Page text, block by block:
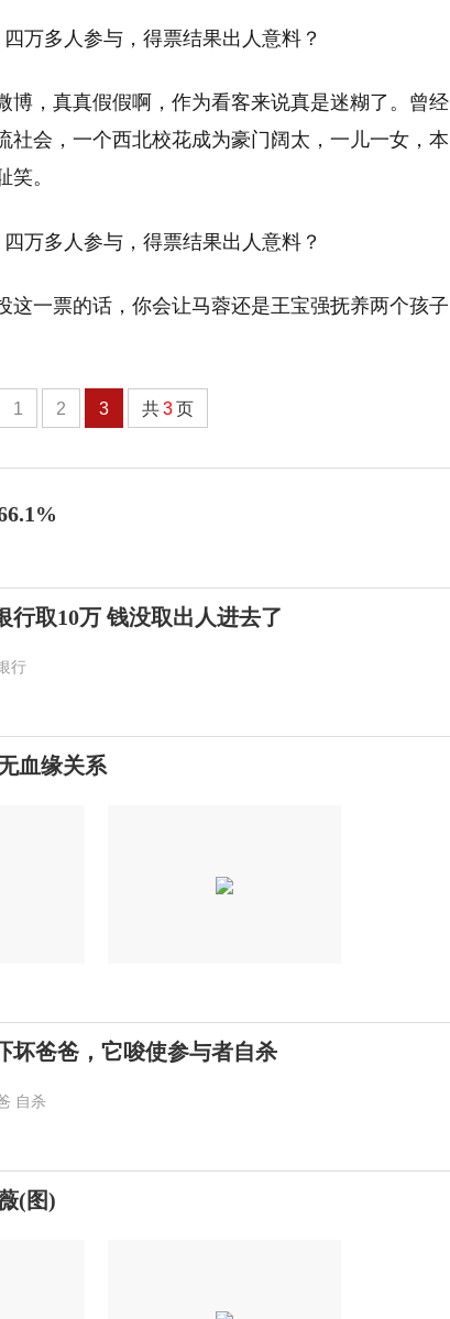
博，真真假假啊，作为看客来说真是迷糊了。曾经
社会，一个西北校花成为豪门阔太，一儿一女，本
。
这一票的话，你会让马蓉还是王宝强抚养两个孩子
1 2 3 共3页
行取10万 钱没取出人进去了
行
血缘关系
坏爸爸，它唆使参与者自杀
自杀
(图)